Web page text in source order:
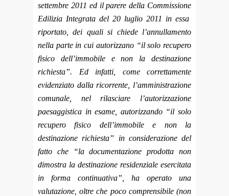
settembre 2011 ed il parere della Commissione
Edilizia Integrata del 20 luglio 2011 in essa
riportato, dei quali si chiede l’annullamento
nella parte in cui autorizzano “il solo recupero
fisico dell’immobile e non la destinazione
richiesta”. Ed infatti, come correttamente
evidenziato dalla ricorrente, l’amministrazione
comunale, nel rilasciare l’autorizzazione
paesaggistica in esame, autorizzando “il solo
recupero fisico dell’immobile e non la
destinazione richiesta” in considerazione del
fatto che “la documentazione prodotta non
dimostra la destinazione residenziale esercitata
in forma continuativa”, ha operato una
valutazione, oltre che poco comprensibile (non